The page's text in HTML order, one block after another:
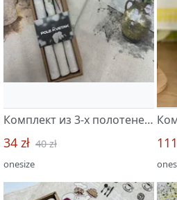
Комплект из 3-х полотенец 45*60 "Весенний букет new -3"
34 zł 40 zł
onesize